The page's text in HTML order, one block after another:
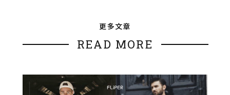
更多文章
READ MORE